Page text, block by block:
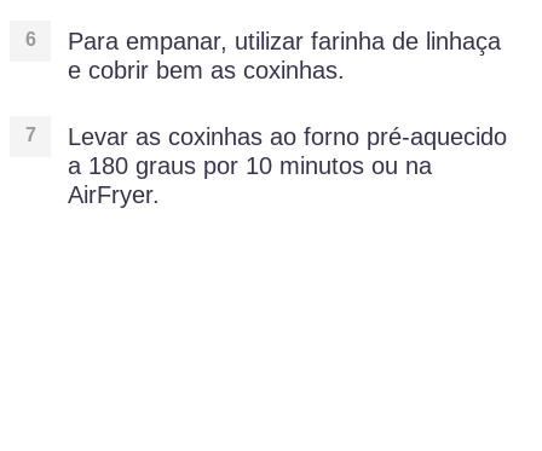
Para empanar, utilizar farinha de linhaça
e cobrir bem as coxinhas.
Levar as coxinhas ao forno pré-aquecido
a 180 graus por 10 minutos ou na
AirFryer.